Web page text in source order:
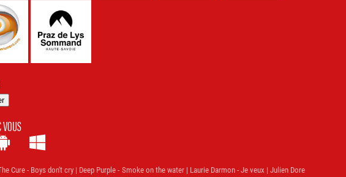

- Boys don't cry | Deep Purple - Smoke on the water | Laurie Darmon - Je veux | Julien Dore